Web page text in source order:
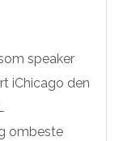
speaker
iChicago den
ombeste